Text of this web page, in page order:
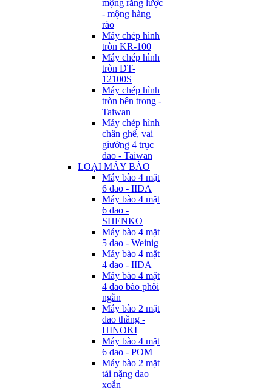
mộng răng lược
- mộng hàng
rào
Máy chép hình
tròn KR-100
Máy chép hình
tròn DT-
12100S
Máy chép hình
tròn bên trong -
Taiwan
Máy chép hình
chân ghế, vai
giường 4 trục
dao - Taiwan
LOẠI MÁY BÀO
Máy bào 4 mặt
6 dao - IIDA
Máy bào 4 mặt
6 dao -
SHENKO
Máy bào 4 mặt
5 dao - Weinig
Máy bào 4 mặt
4 dao - IIDA
Máy bào 4 mặt
4 dao bào phôi
ngắn
Máy bào 2 mặt
dao thẳng -
HINOKI
Máy bào 4 mặt
6 dao - POM
Máy bào 2 mặt
tải nặng dao
xoắn